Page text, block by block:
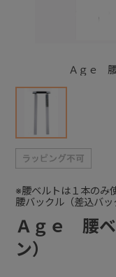
Ａｇｅ 腰
Ａｇｅ 腰ベ
ン）
※腰ベルトは１本のみ
腰バックル（差込バ